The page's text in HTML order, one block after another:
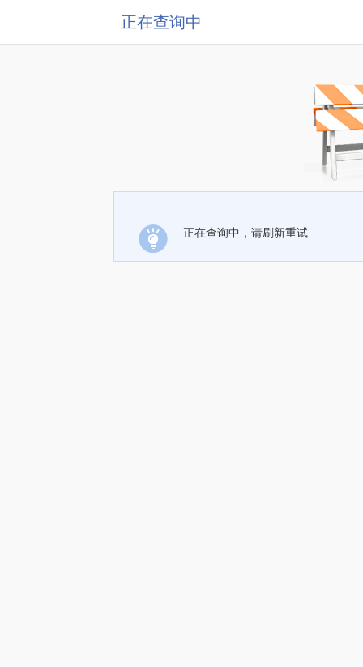
正在查询中
正在查询中，请刷新重试